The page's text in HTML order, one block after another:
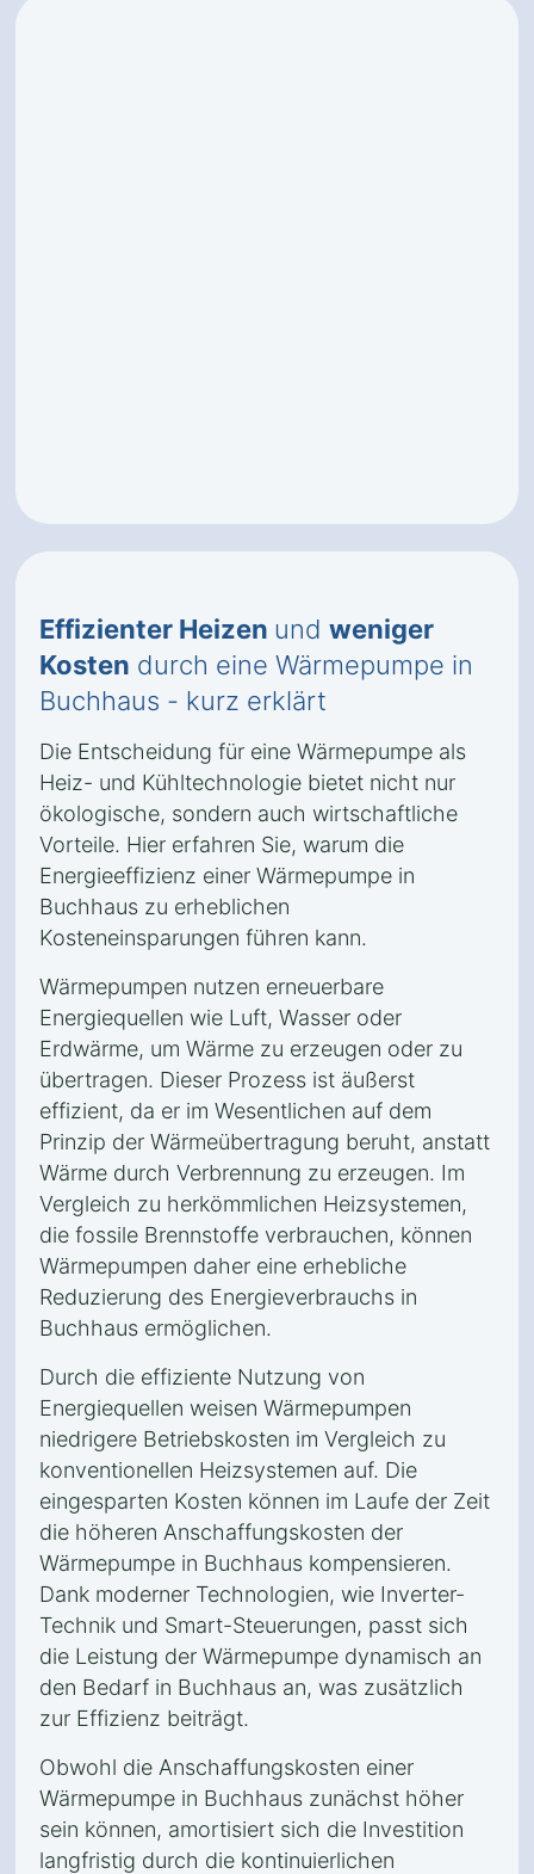
Effizienter Heizen und weniger
Kosten durch eine Wärmepumpe in
Buchhaus - kurz erklärt
Die Entscheidung für eine Wärmepumpe als
Heiz- und Kühltechnologie bietet nicht nur
ökologische, sondern auch wirtschaftliche
Vorteile. Hier erfahren Sie, warum die
Energieeffizienz einer Wärmepumpe in
Buchhaus zu erheblichen
Kosteneinsparungen führen kann.
Wärmepumpen nutzen erneuerbare
Energiequellen wie Luft, Wasser oder
Erdwärme, um Wärme zu erzeugen oder zu
übertragen. Dieser Prozess ist äußerst
effizient, da er im Wesentlichen auf dem
Prinzip der Wärmeübertragung beruht, anstatt
Wärme durch Verbrennung zu erzeugen. Im
Vergleich zu herkömmlichen Heizsystemen,
die fossile Brennstoffe verbrauchen, können
Wärmepumpen daher eine erhebliche
Reduzierung des Energieverbrauchs in
Buchhaus ermöglichen.
Durch die effiziente Nutzung von
Energiequellen weisen Wärmepumpen
niedrigere Betriebskosten im Vergleich zu
konventionellen Heizsystemen auf. Die
eingesparten Kosten können im Laufe der Zeit
die höheren Anschaffungskosten der
Wärmepumpe in Buchhaus kompensieren.
Dank moderner Technologien, wie Inverter-
Technik und Smart-Steuerungen, passt sich
die Leistung der Wärmepumpe dynamisch an
den Bedarf in Buchhaus an, was zusätzlich
zur Effizienz beiträgt.
Obwohl die Anschaffungskosten einer
Wärmepumpe in Buchhaus zunächst höher
sein können, amortisiert sich die Investition
langfristig durch die kontinuierlichen